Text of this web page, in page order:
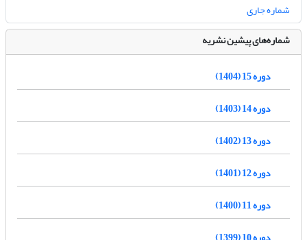
شماره جاری
شماره‌های پیشین نشریه
دوره 15 (1404)
دوره 14 (1403)
دوره 13 (1402)
دوره 12 (1401)
دوره 11 (1400)